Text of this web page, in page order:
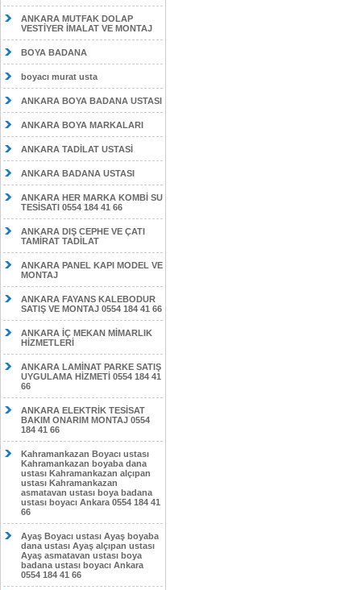
ANKARA MUTFAK DOLAP
VESTİYER İMALAT VE MONTAJ
BOYA BADANA
boyacı murat usta
ANKARA BOYA BADANA USTASI
ANKARA BOYA MARKALARI
ANKARA TADİLAT USTASİ
ANKARA BADANA USTASI
ANKARA HER MARKA KOMBİ SU
TESİSATI 0554 184 41 66
ANKARA DIŞ CEPHE VE ÇATI
TAMİRAT TADİLAT
ANKARA PANEL KAPI MODEL VE
MONTAJ
ANKARA FAYANS KALEBODUR
SATIŞ VE MONTAJ 0554 184 41 66
ANKARA İÇ MEKAN MİMARLIK
HİZMETLERİ
ANKARA LAMİNAT PARKE SATIŞ
UYGULAMA HİZMETİ 0554 184 41
66
ANKARA ELEKTRİK TESİSAT
BAKIM ONARIM MONTAJ 0554
184 41 66
Kahramankazan Boyacı ustası
Kahramankazan boyaba dana
ustası Kahramankazan alçıpan
ustası Kahramankazan
asmatavan ustası boya badana
ustası boyacı Ankara 0554 184 41
66
Ayaş Boyacı ustası Ayaş boyaba
dana ustası Ayaş alçıpan ustası
Ayaş asmatavan ustası boya
badana ustası boyacı Ankara
0554 184 41 66